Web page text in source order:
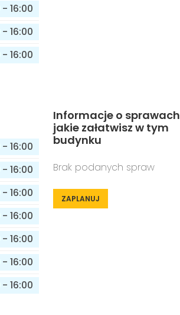
- 16:00
- 16:00
- 16:00
- 16:00
- 16:00
- 16:00
- 16:00
- 16:00
- 16:00
- 16:00
Informacje o sprawach
jakie załatwisz w tym
budynku
Brak podanych spraw
ZAPLANUJ